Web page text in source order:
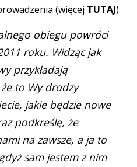
(więcej TUTAJ).
obiegu powróci
roku. Widząc jak
przykładają
to Wy drodzy
jakie będzie nowe
podkreślę, że
na zawsze, a ja to
sam jestem z nim